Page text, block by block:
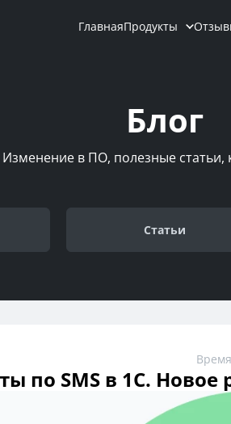
ГлавнаяПродукты
Блог
Изменение в ПО, полезные статьи,
Cтатьи
по SMS в 1С. Новое